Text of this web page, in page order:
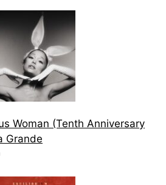
Woman (Tenth Anniversary
Grande